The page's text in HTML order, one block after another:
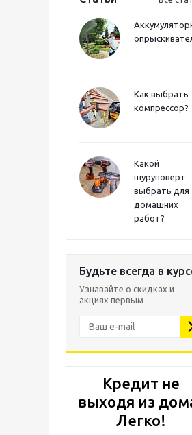
Как выбрать
компрессор?
Какой
шуруповерт
выбрать для
домашних
работ?
Будьте всегда в
Узнавайте о скидках и
акциях первым
Кредит не
выходя из
Легко!